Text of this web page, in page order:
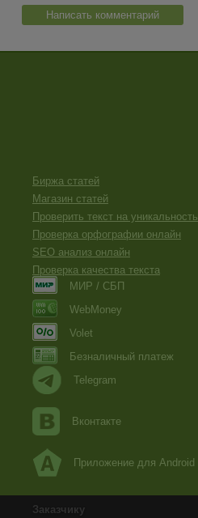
Написать комментарий
Биржа статей
Магазин статей
Проверить текст на уникальность
Проверка орфографии онлайн
SEO анализ онлайн
Проверка качества текста
МИР / СБП
WebMoney
Volet
Безналичный платеж
Telegram
Вконтакте
Приложение для Android
Заказчику